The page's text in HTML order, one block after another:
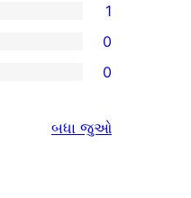
1
0
0
બધા સમીક્ષાઓ
જુઓ